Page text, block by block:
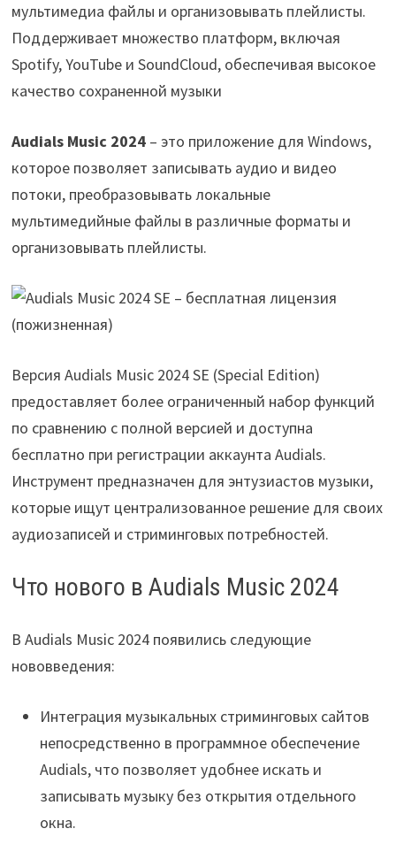
мультимедиа файлы и организовывать плейлисты.
Поддерживает множество платформ, включая
Spotify, YouTube и SoundCloud, обеспечивая высокое
качество сохраненной музыки
Audials Music 2024– это приложение для Windows,
которое позволяет записывать аудио и видео
потоки, преобразовывать локальные
мультимедийные файлы в различные форматы и
организовывать плейлисты.
Версия Audials Music 2024 SE (Special Edition)
предоставляет более ограниченный набор функций
по сравнению с полной версией и доступна
бесплатно при регистрации аккаунта Audials.
Инструмент предназначен для энтузиастов музыки,
которые ищут централизованное решение для своих
аудиозаписей и стриминговых потребностей.
Что нового в Audials Music 2024
В Audials Music 2024 появились следующие
нововведения:
Интеграция музыкальных стриминговых сайтов
непосредственно в программное обеспечение
Audials, что позволяет удобнее искать и
записывать музыку без открытия отдельного
окна.